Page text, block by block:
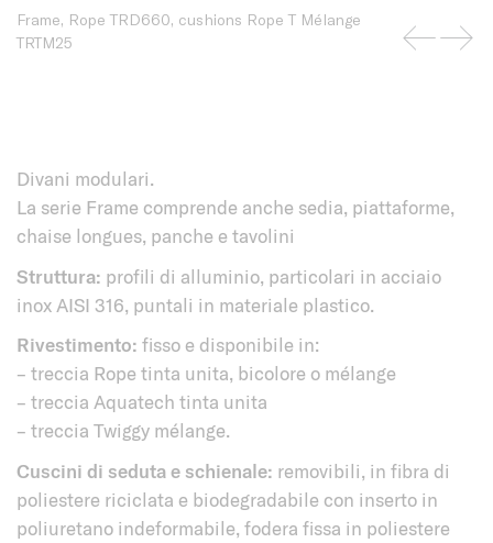
Frame, Rope TRD660, cushions Rope T Mélange
TRTM25
Divani modulari.
La serie Frame comprende anche sedia, piattaforme,
chaise longues, panche e tavolini
Struttura: profili di alluminio, particolari in acciaio
inox AISI 316, puntali in materiale plastico.
Rivestimento: fisso e disponibile in:
– treccia Rope tinta unita, bicolore o mélange
– treccia Aquatech tinta unita
– treccia Twiggy mélange.
Cuscini di seduta e schienale: removibili, in fibra di
poliestere riciclata e biodegradabile con inserto in
poliuretano indeformabile, fodera fissa in poliestere